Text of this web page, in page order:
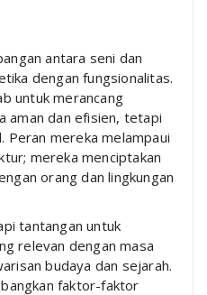
antara seni dan
dengan fungsionalitas.
untuk merancang
aman dan efisien, tetapi
Peran mereka melampaui
mereka menciptakan
orang dan lingkungan
tantangan untuk
relevan dengan masa
budaya dan sejarah.
faktor-faktor